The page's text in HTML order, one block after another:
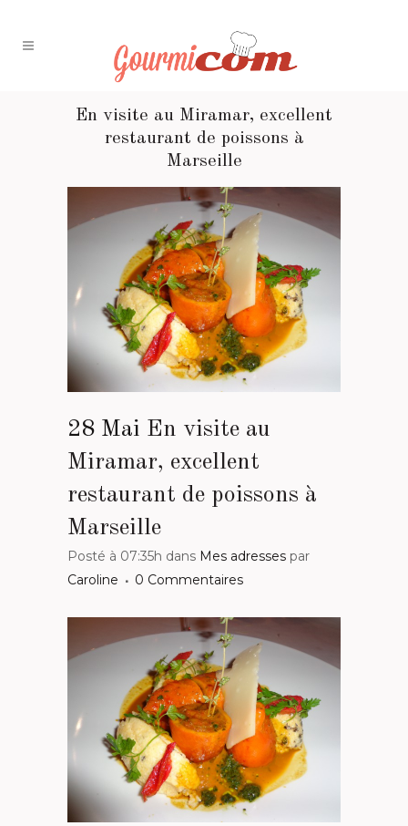
En visite au Miramar, excellent
restaurant de poissons à
Marseille
28 Mai En visite au
Miramar, excellent
restaurant de poissons à
Marseille
Posté à 07:35h dans Mes adresses par
Caroline
0 Commentaires